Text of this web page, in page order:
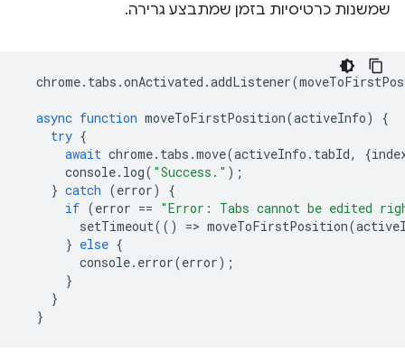
שמשנות כרטיסיות בזמן שמתבצע גרירה.
chrome. tabs .onActivated .addListener(
async function moveToFirstPosition(activeInfo)
{
try {
await chrome. tabs .move(activeInfo . tabId, {
console. log( "Success." );
} catch (error)
{
if (error == "Error: Tabs cannot be edited
setTimeout(() => moveToFirstPosition(
} else {
console. error(error);
}
}
}